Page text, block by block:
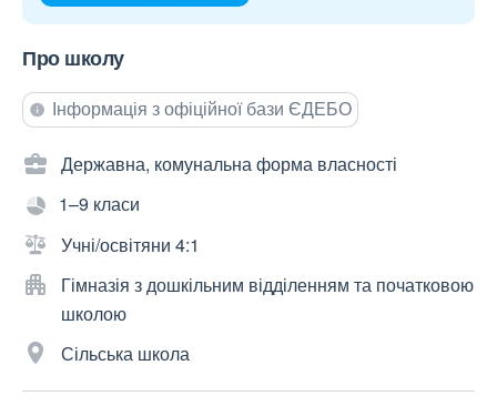
Про школу
Інформація з офіційної бази ЄДЕБО
Державна, комунальна форма власності
1–9 класи
Учні/освітяни 4:1
Гімназія з дошкільним відділенням та початковою
школою
Сільська школа